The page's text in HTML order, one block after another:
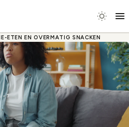
ETEN EN OVERMATIG SNACKEN